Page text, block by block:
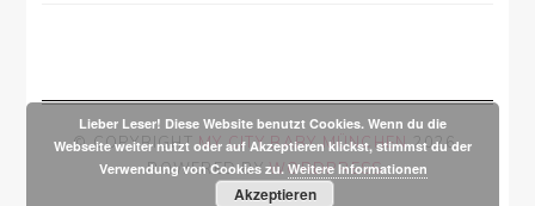
© COPYRIGHTMY CITY BABY MÜNCHEN 2026.
POWERED BYWORDPRESS.
Lieber Leser! Diese Website benutzt Cookies. Wenn du die
Webseite weiter nutzt oder auf Akzeptieren klickst, stimmst du der
Verwendung von Cookies zu. Weitere Informationen
Akzeptieren